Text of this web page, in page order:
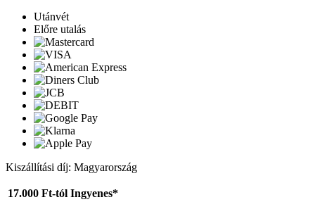
Utánvét
Előre utalás
Kiszállítási díj: Magyarország
17.000 Ft-tól Ingyenes*